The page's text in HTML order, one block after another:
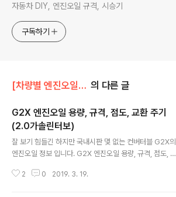
자동차 DIY, 엔진오일 규격, 시승기
구독하기
[차량별 엔진오일 정보]/쉐보레 엔진오일 의 다른 글
G2X 엔진오일 용량, 규격, 점도, 교환 주기
(2.0가솔린터보)
잘 보기 힘들긴 하지만 국내시판 몇 없는 컨버터블 G2X의
엔진오일 정보 입니다. G2X 엔진오일 용량, 규격, 점도, 교
보창에 "CHANGE OIL SOON" 점등 이후 1,000km 이
2 0 2019. 3. 19.